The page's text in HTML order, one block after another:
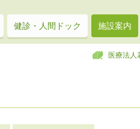
健診・人間ドック 施設案内
医療法人